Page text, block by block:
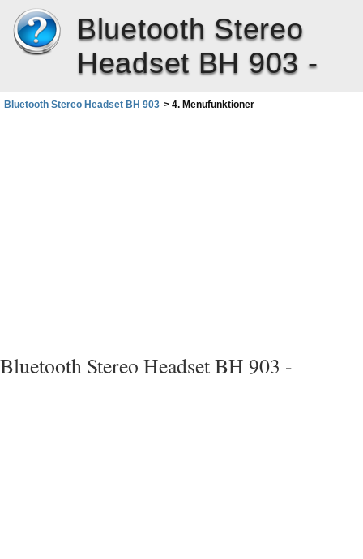
Bluetooth Stereo
Headset BH 903 -
Bluetooth Stereo Headset BH 903 > 4. Menufunktioner
Bluetooth Stereo Headset BH 903 -